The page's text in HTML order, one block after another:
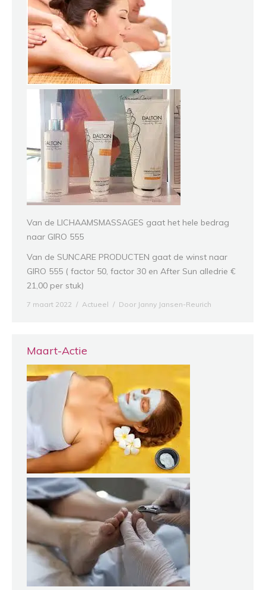
Van de LICHAAMSMASSAGES gaat het hele bedrag
naar GIRO 555
Van de SUNCARE PRODUCTEN gaat de winst naar
GIRO 555 ( factor 50, factor 30 en After Sun alledrie €
21,00 per stuk)
7 maart 2022 Actueel Door Janny Jansen-Reurich
Maart-Actie